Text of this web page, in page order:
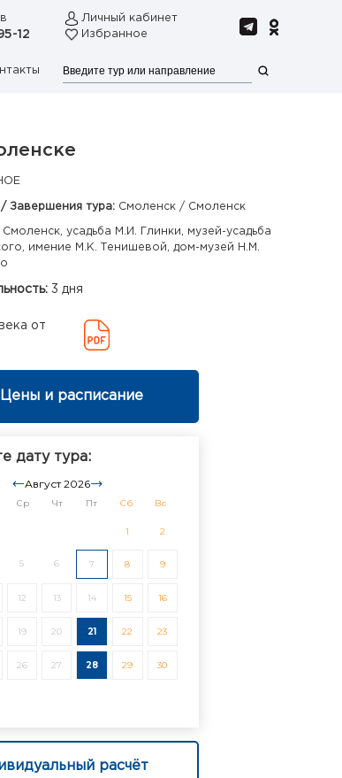
12
Личный кабинет
Избранное
Завершения тура: Смоленск / Смоленск
Смоленск, усадьба М.И. Глинки, музей-усадьба
имение М.К. Тенишевой, дом-музей Н.М.
3 дня
от
Цены и расписание
дату тура:
Август 2026
Ср Чт Пт Сб Вс
1 2
5 6 7 8 9
12 13 14 15 16
19 20 21 22 23
26 27 28 29 30
расчёт